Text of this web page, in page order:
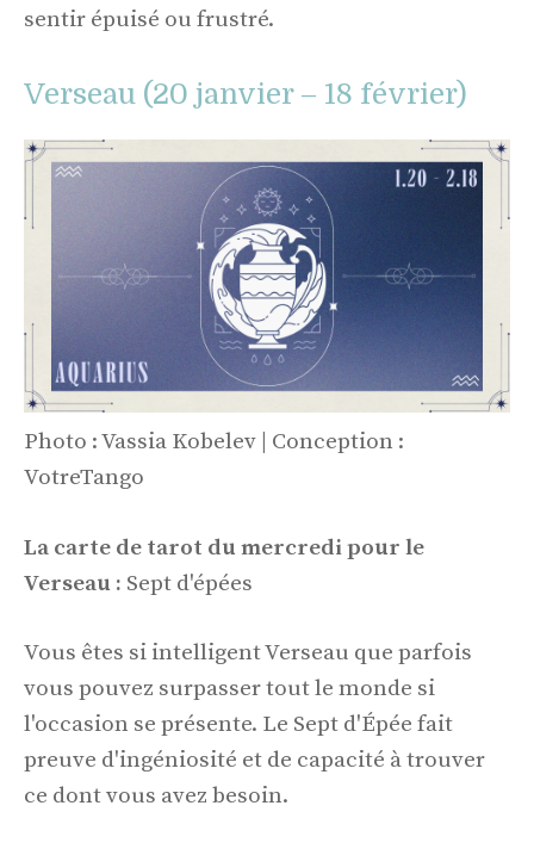
sentir épuisé ou frustré.
Verseau (20 janvier – 18 février)
Photo : Vassia Kobelev | Conception :
VotreTango
La carte de tarot du mercredi pour le
Verseau : Sept d'épées
Vous êtes si intelligent Verseau que parfois
vous pouvez surpasser tout le monde si
l'occasion se présente. Le Sept d'Épée fait
preuve d'ingéniosité et de capacité à trouver
ce dont vous avez besoin.